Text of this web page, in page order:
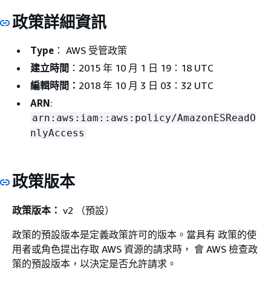
政策詳細資訊
Type ： AWS 受管政策
建立時間 ：2015 年 10 月 1 日 19：18 UTC
編輯時間： 2018 年 10 月 3 日 03：32 UTC
ARN:
arn:aws:iam::aws:policy/AmazonESReadO
nlyAccess
政策版本
政策版本： v2 （預設）
政策的預設版本是定義政策許可的版本。當具有 政策的使
用者或角色提出存取 AWS 資源的請求時， 會 AWS 檢查政
策的預設版本，以決定是否允許請求。